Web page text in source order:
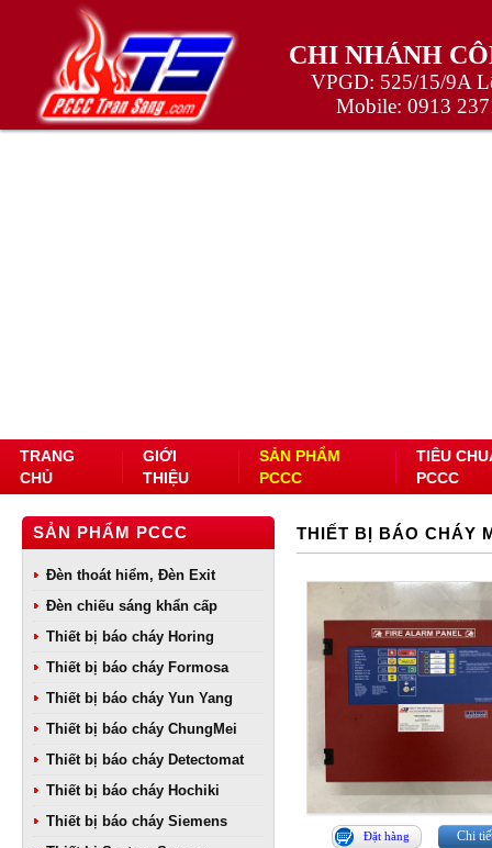
CHI NHÁNH
VPGD: 525/15/9A
Mobile: 0913
TRANG
CHỦ
GIỚI
THIỆU
SẢN PHẨM
PCCC
TIÊU
PCCC
SẢN PHẨM PCCC
Đèn thoát hiểm, Đèn Exit
Đèn chiếu sáng khẩn cấp
Thiết bị báo cháy Horing
Thiết bị báo cháy Formosa
Thiết bị báo cháy Yun Yang
Thiết bị báo cháy ChungMei
Thiết bị báo cháy Detectomat
Thiết bị báo cháy Hochiki
Thiết bị báo cháy Siemens
THIẾT BỊ BÁO CHÁY
Đặt hàng Chi